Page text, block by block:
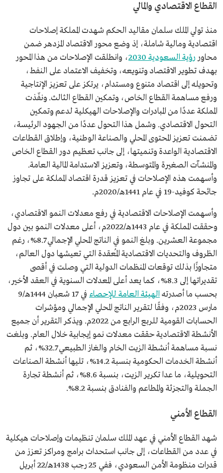
القطاع الاقتصادي والمالي
منذ تولي الملك سلمان مقاليد الحكم شهدت المملكة إصلاحات
اقتصادية ومالية شاملة، إذ وضع محور الاقتصاد المزدهر ضمن
محاوررؤية السعودية 2030
، وانطلقت الإصلاحات من هذا المحور
بهدف تطوير الاقتصاد وتنويعه، وتخفيف الاعتماد على النفط،
وتحويله إلى اقتصاد متنوع ومستدام، يرتكز على تعزيز الإنتاجية
ورفع مساهمة القطاع الخاص، وتمكين القطاع الثالث. ونفّذت
المملكة عددًا من المبادرات والإصلاحات الهيكلية لدعم وتمكين
التحول الاقتصادي. وشمل هذا التحول عددًا من الجهود الرئيسة،
تضمنت تعزيز المحتوى المحلي والصناعة الوطنية، وإطلاق القطاعات
الاقتصادية الواعدة وتنميتها، إلى جانب تعظيم دور القطاع الخاص
والمنشآت الصغيرة والمتوسطة، وتعزيز الاستدامة المالية العامة.
وأسهمت هذه الإصلاحات في تعزيز قدرة اقتصاد المملكة على تجاوز
جائحة كوفيد-19 في عام 1441هـ/2020م.
وأسهمت الإصلاحات الاقتصادية في رفع معدلات النمو الاقتصادي،
وحققت المملكة في عام 1443هـ/2022م، أعلى معدلات النمو بين دول
مجموعة العشرين. وبلغ النمو في الناتج المحلي الإجمالي 8.7%، رغم
الظروف والتحديات الاقتصادية المُعقدة التي تعيشها دول العالم،
متجاوزًا بذلك توقعات المنظمات الدولية التي وصلت في أقصى
تقديراتها إلى 8.3%، كما يعد أعلى المعدلات السنوية في العقد الأخير،
بحسب ما أصدرتهالهيئة العامة للإحصاء
في 17 شعبان 1444هـ/9
مارس 2023م، وفقًا لتقرير الناتج المحلي الإجمالي ومؤشرات
الحسابات القومية للربع الرابع من 2022م. ويذكر التقرير أن جميع
الأنشطة الاقتصادية حققت معدلات نمو إيجابية خلال العام. وبلغت
نسبة مساهمة أنشطة الزيت الخام والغاز الطبيعي 32.7%، ثم
أنشطة الخدمات الحكومية بنسبة 14.2%، تليها أنشطة الصناعات
التحويلية، ما عدا تكرير الزيت، بنسبة 8.6%، ثم أنشطة تجارة
الجملة والتجزئة والمطاعم والفنادق بنسبة 8.2%.
القطاع الأمني
شهد القطاع الأمني في عهد الملك سلمان تنظيمات وإصلاحات هيكلية
في عدد من القطاعات، إلى جانب استحداث برامج ومراكز تعزز من
قدرات منظومة الأمن السعودي، ففي 25 رجب 1438هـ/22 أبريل